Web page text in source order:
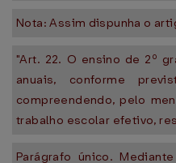
Nota: Assim dispunha o
"Art. 22. O ensino de 2º
anuais, conforme
compreendendo, pelo
trabalho escolar efetivo,
Parágrafo único.